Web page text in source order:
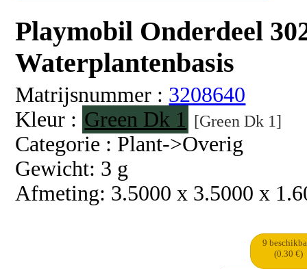
Playmobil Onderdeel
Waterplantenbasis
Matrijsnummer : 3208640
Kleur : Green Dk 1 [Green Dk 1]
Categorie : Plant->Overig
Gewicht: 3 g
Afmeting: 3.5000 x 3.5000 x
9
(0.30 €)